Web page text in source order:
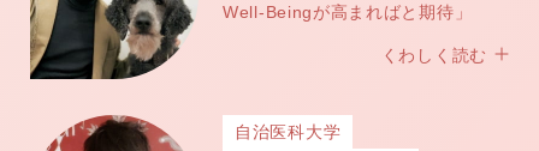
Well-Beingが高まればと期待」
くわしく読む
自治医科大学